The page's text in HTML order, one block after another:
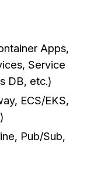
Apps,
Service
DB, etc.)
ECS/EKS,
Pub/Sub,